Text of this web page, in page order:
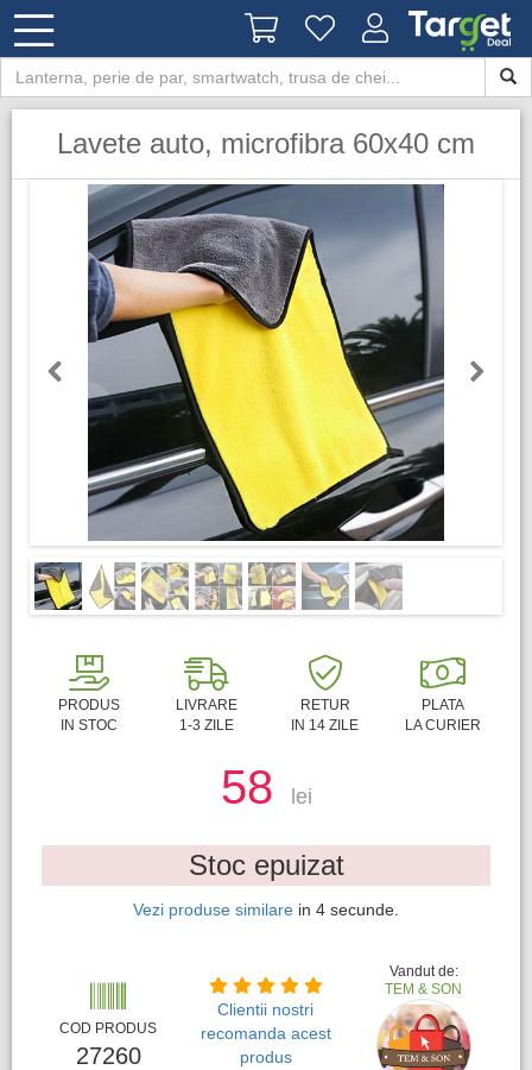
Lavete auto, microfibra 60x40 cm
Previous
PRODUS
IN STOC
LIVRARE
1-3 ZILE
RETUR
IN 14 ZILE
PLATA
LA CURIER
58 lei
Stoc epuizat
Vezi produse similare in 4 secunde.
COD PRODUS
27260
Clientii nostri
recomanda acest
produs
Vandut de:
TEM & SON